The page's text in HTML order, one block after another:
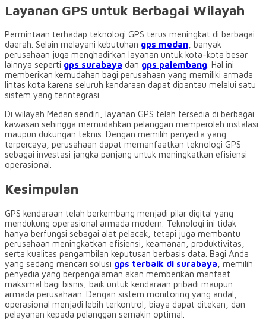
Layanan GPS untuk Berbagai Wilayah
Permintaan terhadap teknologi GPS terus meningkat di berbagai
daerah. Selain melayani kebutuhan gps medan , banyak
perusahaan juga menghadirkan layanan untuk kota-kota besar
lainnya seperti gps surabaya dan gps palembang . Hal ini
memberikan kemudahan bagi perusahaan yang memiliki armada
lintas kota karena seluruh kendaraan dapat dipantau melalui satu
sistem yang terintegrasi.
Di wilayah Medan sendiri, layanan GPS telah tersedia di berbagai
kawasan sehingga memudahkan pelanggan memperoleh instalasi
maupun dukungan teknis. Dengan memilih penyedia yang
terpercaya, perusahaan dapat memanfaatkan teknologi GPS
sebagai investasi jangka panjang untuk meningkatkan efisiensi
operasional.
Kesimpulan
GPS kendaraan telah berkembang menjadi pilar digital yang
mendukung operasional armada modern. Teknologi ini tidak
hanya berfungsi sebagai alat pelacak, tetapi juga membantu
perusahaan meningkatkan efisiensi, keamanan, produktivitas,
serta kualitas pengambilan keputusan berbasis data. Bagi Anda
yang sedang mencari solusi gps terbaik di surabaya , memilih
penyedia yang berpengalaman akan memberikan manfaat
maksimal bagi bisnis, baik untuk kendaraan pribadi maupun
armada perusahaan. Dengan sistem monitoring yang andal,
operasional menjadi lebih terkontrol, biaya dapat ditekan, dan
pelayanan kepada pelanggan semakin optimal.